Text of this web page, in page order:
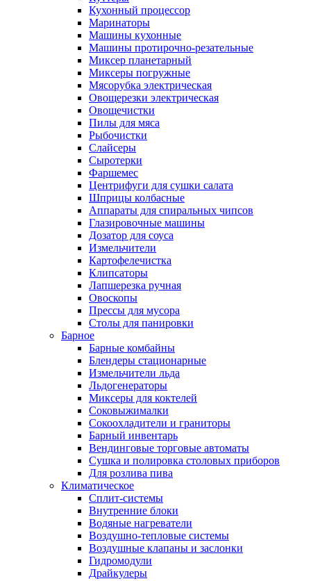
Кухонный процессор
Маринаторы
Машины кухонные
Машины протирочно-резательные
Миксер планетарный
Миксеры погружные
Мясорубка электрическая
Овощерезки электрическая
Овощечистки
Пилы для мяса
Рыбочистки
Слайсеры
Сыротерки
Фаршемес
Центрифуги для сушки салата
Шприцы колбасные
Аппараты для спиральных чипсов
Глазировочные машины
Дозатор для соуса
Измельчители
Картофелечистка
Клипсаторы
Лапшерезка ручная
Овоскопы
Прессы для мусора
Столы для панировки
Барное
Барные комбайны
Блендеры стационарные
Измельчители льда
Льдогенераторы
Миксеры для коктелей
Соковыжималки
Сокоохладители и граниторы
Барный инвентарь
Вендинговые торговые автоматы
Сушка и полировка столовых приборов
Для розлива пива
Климатическое
Сплит-системы
Внутренние блоки
Водяные нагреватели
Воздушно-тепловые системы
Воздушные клапаны и заслонки
Гидромодули
Драйкулеры